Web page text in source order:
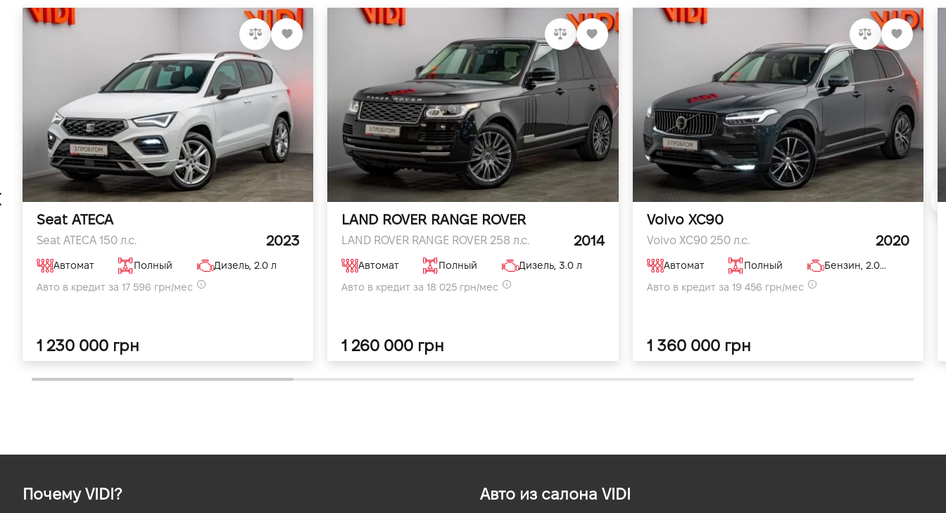
Seat ATECA
Seat ATECA 150 л.с. 2023
Автомат Полный
Дизель, 2.0 л
Авто в кредит за 17 596 грн/мес
1 230 000 грн
LAND ROVER RANGE ROVER
LAND ROVER RANGE ROVER 258 л.с. 2014
Автомат Полный
Дизель, 3.0 л
Авто в кредит за 18 025 грн/мес
1 260 000 грн
Volvo XC90
Volvo XC90 250 л.с. 2020
Автомат Полный
Бензин, 2.0 л
Авто в кредит за 19 456 грн/мес
1 360 000 грн
Почему VIDI? Авто из салона VIDI